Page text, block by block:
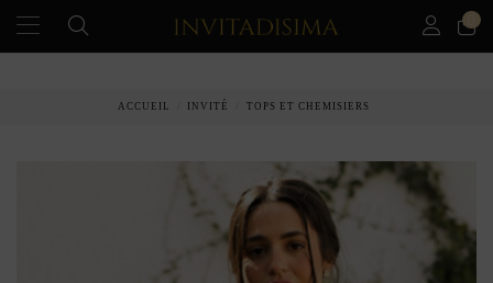
ACCUEIL INVITÉ TOPS ET CHEMISIERS